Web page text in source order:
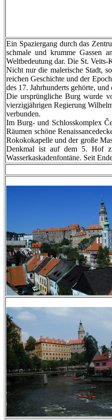
Ein Spaziergang durch das
schmale und krumme Gassen
Weltbedeutung dar. Die St.
Nicht nur die malerische Stadt,
reichen Geschichte und der
des 17. Jahrhunderts gehörte,
Die ursprüngliche Burg wurde
vierzigjährigen Regierung
verbunden.
Im Burg- und Schlosskomplex
Räumen schöne
Rokokokapelle und der große
Denkmal ist auf dem 5. Hof
Wasserkaskadenfontäne. Seit